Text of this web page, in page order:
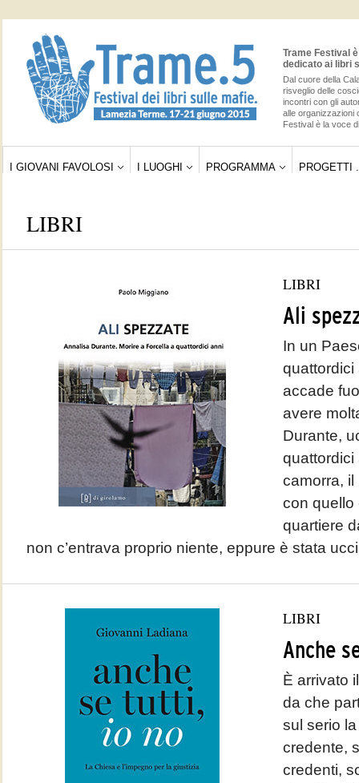
Trame Festival
dedicato ai libri
Dal cuore della
risveglio delle
incontri con gli
alle organizzazioni
Festival è la voce
I GIOVANI FAVOLOSI I LUOGHI PROGRAMMA PROGETTI .
LIBRI
LIBRI
Ali
In un
quattordici
accade
avere
Durante,
quattordici
camorra,
con quello
quartiere
non c’entrava proprio niente, eppure è stata
LIBRI
Anche
È arrivato
da che
sul serio
credente,
credenti,